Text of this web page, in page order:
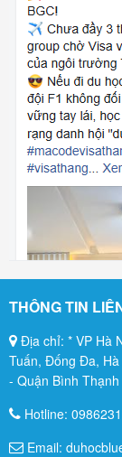
THÔNG TIN
Địa chỉ: * VP Hà
Tuấn, Đống Đa,
- Quận Bình Thạnh
Hotline:
Email: